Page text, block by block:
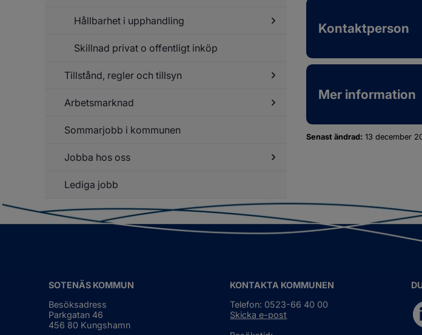
leverantörsfaktura
Hållbarhet i upphandling
Hållbarhet
i
Skillnad privat o offentligt inköp
Tillstånd, regler och tillsyn
Undersidor
tillsyn
Arbetsmarknad
Undersidor
Sommarjobb i kommunen
Jobba hos oss
Jobba
hos
oss
Lediga jobb
Kontaktperson
Mer information
Senast ändrad: 13 december
SOTENÄS KOMMUN
Besöksadress
Parkgatan 46
456 80 Kungshamn
KONTAKTA KOMMUNEN
Telefon: 0523-66 40 00
Skicka e-post